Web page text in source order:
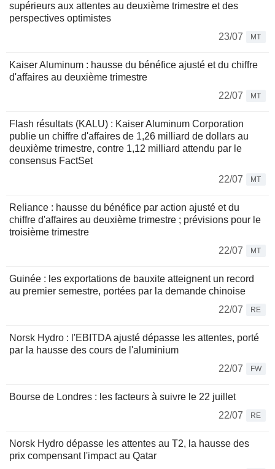
supérieurs aux attentes au deuxième trimestre et des
perspectives optimistes
23/07
MT
Kaiser Aluminum : hausse du bénéfice ajusté et du chiffre
d'affaires au deuxième trimestre
22/07
MT
Flash résultats (KALU) : Kaiser Aluminum Corporation
publie un chiffre d'affaires de 1,26 milliard de dollars au
deuxième trimestre, contre 1,12 milliard attendu par le
consensus FactSet
22/07
MT
Reliance : hausse du bénéfice par action ajusté et du
chiffre d'affaires au deuxième trimestre ; prévisions pour le
troisième trimestre
22/07
MT
Guinée : les exportations de bauxite atteignent un record
au premier semestre, portées par la demande chinoise
22/07
RE
Norsk Hydro : l'EBITDA ajusté dépasse les attentes, porté
par la hausse des cours de l'aluminium
22/07
FW
Bourse de Londres : les facteurs à suivre le 22 juillet
22/07
RE
Norsk Hydro dépasse les attentes au T2, la hausse des
prix compensant l'impact au Qatar